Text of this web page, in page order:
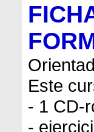
Este
- 1 CD-
-